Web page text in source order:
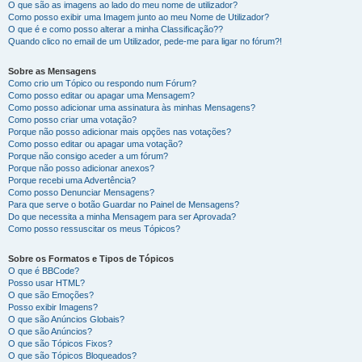
O que são as imagens ao lado do meu nome de utilizador?
Como posso exibir uma Imagem junto ao meu Nome de Utilizador?
O que é e como posso alterar a minha Classificação??
Quando clico no email de um Utilizador, pede-me para ligar no fórum?!
Sobre as Mensagens
Como crio um Tópico ou respondo num Fórum?
Como posso editar ou apagar uma Mensagem?
Como posso adicionar uma assinatura às minhas Mensagens?
Como posso criar uma votação?
Porque não posso adicionar mais opções nas votações?
Como posso editar ou apagar uma votação?
Porque não consigo aceder a um fórum?
Porque não posso adicionar anexos?
Porque recebi uma Advertência?
Como posso Denunciar Mensagens?
Para que serve o botão Guardar no Painel de Mensagens?
Do que necessita a minha Mensagem para ser Aprovada?
Como posso ressuscitar os meus Tópicos?
Sobre os Formatos e Tipos de Tópicos
O que é BBCode?
Posso usar HTML?
O que são Emoções?
Posso exibir Imagens?
O que são Anúncios Globais?
O que são Anúncios?
O que são Tópicos Fixos?
O que são Tópicos Bloqueados?